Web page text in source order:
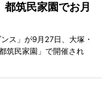
筑民家園でお月
ス」が9月27日、大塚・
筑民家園」で開催され